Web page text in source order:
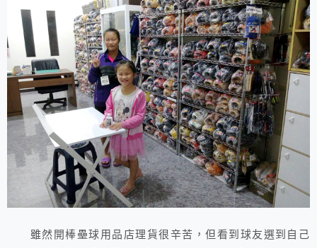
雖然開棒壘球用品店理貨很辛苦，但看到球友選到自己